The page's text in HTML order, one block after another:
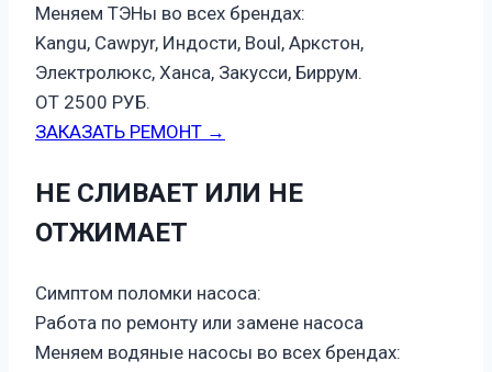
Меняем ТЭНы во всех брендах:
Kangu, Cawpyr, Индости, Boul, Аркстон,
Электролюкс, Ханса, Закусси, Биррум.
ОТ 2500 РУБ.
ЗАКАЗАТЬ РЕМОНТ →
НЕ СЛИВАЕТ ИЛИ НЕ
ОТЖИМАЕТ
Симптом поломки насоса:
Работа по ремонту или замене насоса
Меняем водяные насосы во всех брендах: